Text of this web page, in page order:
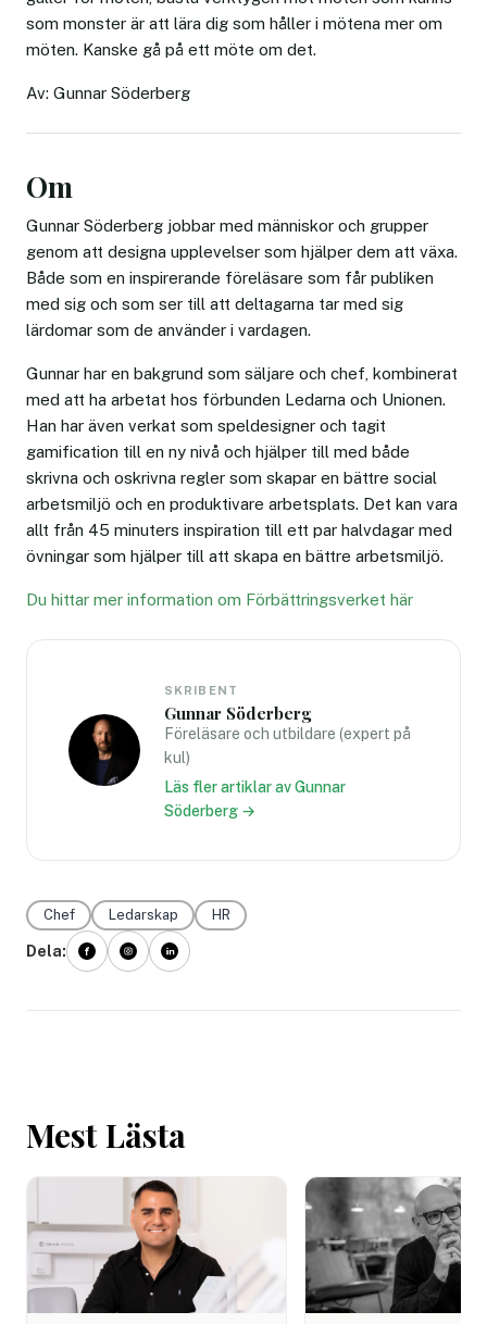
som monster är att lära dig som håller i mötena mer om
möten. Kanske gå på ett möte om det.
Av: Gunnar Söderberg
Om
Gunnar Söderberg jobbar med människor och grupper
genom att designa upplevelser som hjälper dem att växa.
Både som en inspirerande föreläsare som får publiken
med sig och som ser till att deltagarna tar med sig
lärdomar som de använder i vardagen.
Gunnar har en bakgrund som säljare och chef, kombinerat
med att ha arbetat hos förbunden Ledarna och Unionen.
Han har även verkat som speldesigner och tagit
gamification till en ny nivå och hjälper till med både
skrivna och oskrivna regler som skapar en bättre social
arbetsmiljö och en produktivare arbetsplats. Det kan vara
allt från 45 minuters inspiration till ett par halvdagar med
övningar som hjälper till att skapa en bättre arbetsmiljö.
Du hittar mer information om Förbättringsverket här
SKRIBENT
Gunnar Söderberg
Föreläsare och utbildare (expert på
kul)
Läs fler artiklar av Gunnar
Söderberg →
Chef Ledarskap HR
Dela:
Mest Lästa